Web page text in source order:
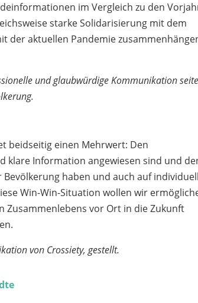
im Vergleich zu den
starke Solidarisierung mit dem
der aktuellen Pandemie
und glaubwürdige Kommunikation
beidseitig einen Mehrwert: Den
klare Information angewiesen sind und
haben und auch auf
Win-Win-Situation wollen wir
Zusammenlebens vor Ort in die Zukunft
von Crossiety, gestellt.